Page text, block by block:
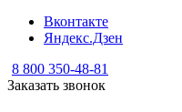
Вконтакте
Яндекс.Дзен
8 800 350-48-81
Заказать звонок